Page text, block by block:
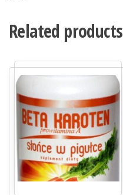
Related products